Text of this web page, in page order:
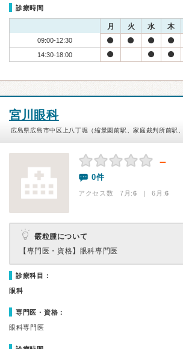
診療時間
月 火 水 木
09:00-12:30
14:30-18:00
宮川眼科
広島県広島市中区上八丁堀（縮景園前駅、家庭裁判所前駅
－
0件
アクセス数 7月:6 | 6月:6
霰粒腫について
【専門医・資格】 眼科専門医
診療科目：
眼科
専門医・資格：
眼科専門医